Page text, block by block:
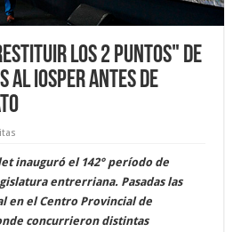
los 2 puntos" de
al Iosper antes de
inauguró el 142° período de
entrerriana. Pasadas las
en el Centro Provincial de
concurrieron distintas